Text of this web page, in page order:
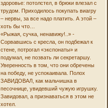
здоровье: потолстел, в брюки влезал с
трудом. Приходилось покупать виагру
– нервы, за все надо платить. А этой –
хоть бы что…
«Рыжая, сучка, ненавижу!..» -
Сорвавшись с кресла, он подбежал к
стене, потрогал «экспонаты» и
подумал, не позвать ли секретаршу.
Уверенность в том, что они обречены
на победу, не успокаивала. Полох
ЗАВИДОВАЛ, как мальчишка в
песочнице, увидевший чужую игрушку.
Завидовал, а признаваться в этом не
хотел.